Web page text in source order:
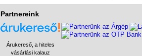
Partnereink
Árukereső, a hiteles
vásárlási kalauz